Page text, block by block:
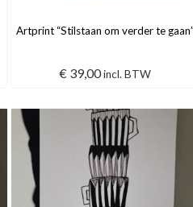
Artprint “Stilstaan om verder te
€ 39,00incl. BTW